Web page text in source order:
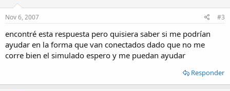
Nov 6, 2007 #3
encontré esta respuesta pero quisiera saber si me podrían
ayudar en la forma que van conectados dado que no me
corre bien el simulado espero y me puedan ayudar
Responder